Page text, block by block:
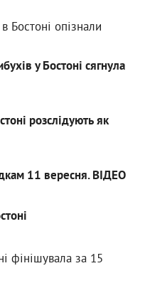
Бостоні опізнали
у Бостоні сягнула
розслідують як
11 вересня. ВІДЕО
фінішувала за 15